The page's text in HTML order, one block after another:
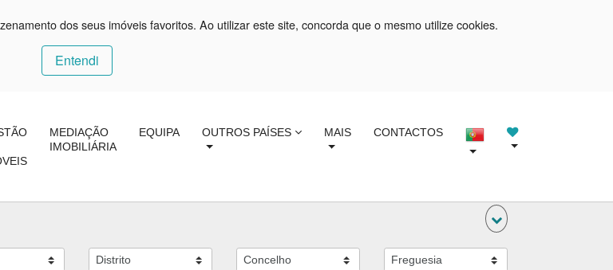
dos seus imóveis favoritos. Ao utilizar este site, concorda que o mesmo utilize cookies.
Entendi
MEDIAÇÃO
IMOBILIÁRIA
EQUIPA OUTROS PAÍSES MAIS CONTACTOS